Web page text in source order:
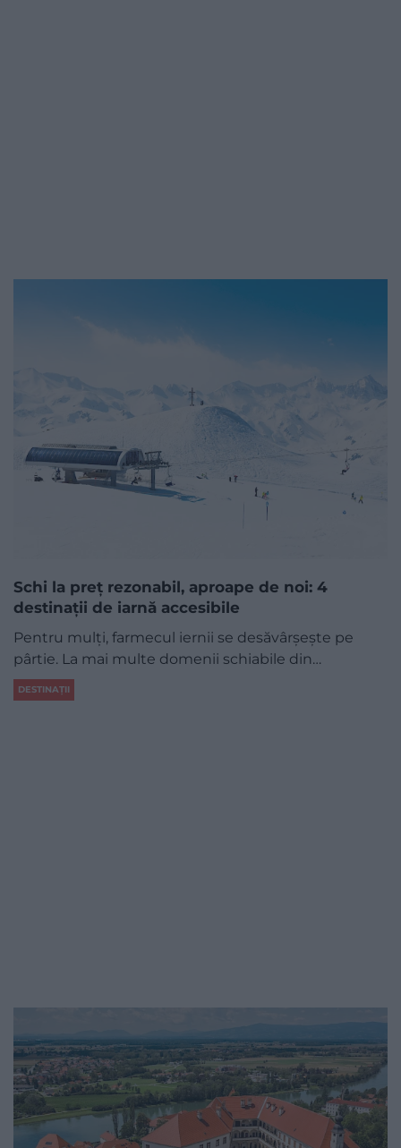
Schi la preț rezonabil, aproape de noi: 4
destinații de iarnă accesibile
Pentru mulți, farmecul iernii se desăvârșește pe
pârtie. La mai multe domenii schiabile din…
DESTINAȚII